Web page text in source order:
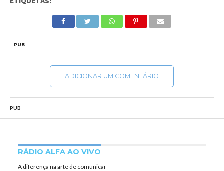
PUB
ADICIONAR UM COMENTÁRIO
PUB
RÁDIO ALFA AO VIVO
A diferença na arte de comunicar